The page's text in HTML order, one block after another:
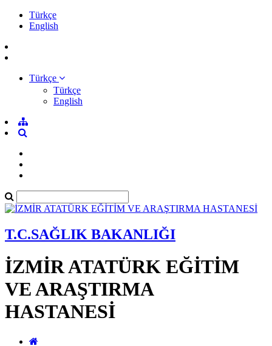
Türkçe
English
Türkçe
Türkçe
English
T.C.SAĞLIK BAKANLIĞI
İZMİR ATATÜRK EĞİTİM
VE ARAŞTIRMA
HASTANESİ